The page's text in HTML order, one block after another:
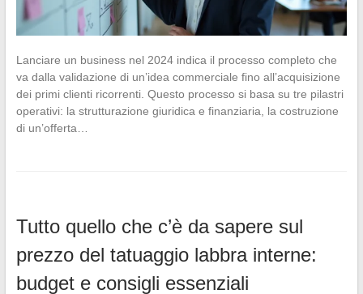
Lanciare un business nel 2024 indica il processo completo che
va dalla validazione di un’idea commerciale fino all’acquisizione
dei primi clienti ricorrenti. Questo processo si basa su tre pilastri
operativi: la strutturazione giuridica e finanziaria, la costruzione
di un’offerta…
Tutto quello che c’è da sapere sul
prezzo del tatuaggio labbra interne:
budget e consigli essenziali